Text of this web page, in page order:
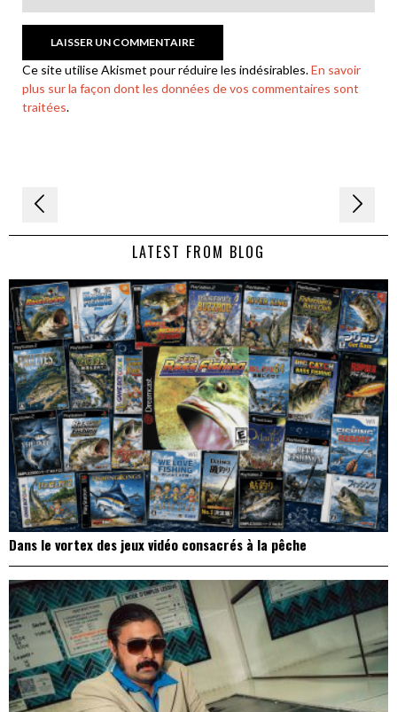
Ce site utilise Akismet pour réduire les indésirables.En savoir
plus sur la façon dont les données de vos commentaires sont
traitées.
Navigation
de LATEST FROM BLOG
Dans le vortex des jeux vidéo consacrés à la pêche